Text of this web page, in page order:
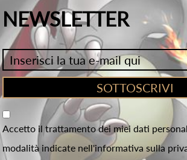
NEWSLETTER
Accetto il trattamento dei miei dati
modalità indicate nell'informativa sulla